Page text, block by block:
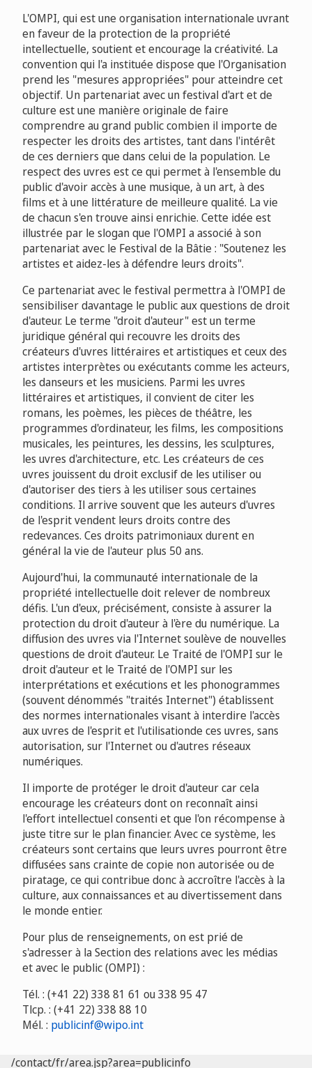
L'OMPI, qui est une organisation internationale uvrant
en faveur de la protection de la propriété
intellectuelle, soutient et encourage la créativité. La
convention qui l'a instituée dispose que l'Organisation
prend les "mesures appropriées" pour atteindre cet
objectif. Un partenariat avec un festival d'art et de
culture est une manière originale de faire
comprendre au grand public combien il importe de
respecter les droits des artistes, tant dans l'intérêt
de ces derniers que dans celui de la population. Le
respect des uvres est ce qui permet à l'ensemble du
public d'avoir accès à une musique, à un art, à des
films et à une littérature de meilleure qualité. La vie
de chacun s'en trouve ainsi enrichie. Cette idée est
illustrée par le slogan que l'OMPI a associé à son
partenariat avec le Festival de la Bâtie : "Soutenez les
artistes et aidez-les à défendre leurs droits".
Ce partenariat avec le festival permettra à l'OMPI de
sensibiliser davantage le public aux questions de droit
d'auteur. Le terme "droit d'auteur" est un terme
juridique général qui recouvre les droits des
créateurs d'uvres littéraires et artistiques et ceux des
artistes interprètes ou exécutants comme les acteurs,
les danseurs et les musiciens. Parmi les uvres
littéraires et artistiques, il convient de citer les
romans, les poèmes, les pièces de théâtre, les
programmes d'ordinateur, les films, les compositions
musicales, les peintures, les dessins, les sculptures,
les uvres d'architecture, etc. Les créateurs de ces
uvres jouissent du droit exclusif de les utiliser ou
d'autoriser des tiers à les utiliser sous certaines
conditions. Il arrive souvent que les auteurs d'uvres
de l'esprit vendent leurs droits contre des
redevances. Ces droits patrimoniaux durent en
général la vie de l'auteur plus 50 ans.
Aujourd'hui, la communauté internationale de la
propriété intellectuelle doit relever de nombreux
défis. L'un d'eux, précisément, consiste à assurer la
protection du droit d'auteur à l'ère du numérique. La
diffusion des uvres via l'Internet soulève de nouvelles
questions de droit d'auteur. Le Traité de l'OMPI sur le
droit d'auteur et le Traité de l'OMPI sur les
interprétations et exécutions et les phonogrammes
(souvent dénommés "traités Internet") établissent
des normes internationales visant à interdire l'accès
aux uvres de l'esprit et l'utilisationde ces uvres, sans
autorisation, sur l'Internet ou d'autres réseaux
numériques.
Il importe de protéger le droit d'auteur car cela
encourage les créateurs dont on reconnaît ainsi
l'effort intellectuel consenti et que l'on récompense à
juste titre sur le plan financier. Avec ce système, les
créateurs sont certains que leurs uvres pourront être
diffusées sans crainte de copie non autorisée ou de
piratage, ce qui contribue donc à accroître l'accès à la
culture, aux connaissances et au divertissement dans
le monde entier.
Pour plus de renseignements, on est prié de
s'adresser à la Section des relations avec les médias
et avec le public (OMPI) :
Tél. : (+41 22) 338 81 61 ou 338 95 47
Tlcp. : (+41 22) 338 88 10
Mél. : publicinf@wipo.int
/contact/fr/area.jsp?area=publicinfo